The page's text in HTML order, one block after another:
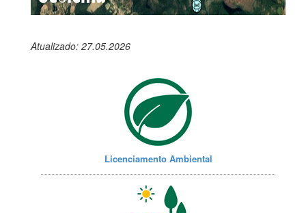
Atualizado: 27.05.2026
Licenciamento Ambiental